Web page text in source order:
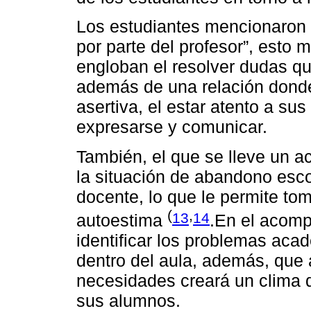
Los estudiantes
por parte del profesor”, esto
engloban el resolver dudas
además de una relación
asertiva, el estar atento a
expresarse y comunicar.
También, el que se lleve un
la situación de abandono
docente, lo que le permite
autoestima (13 14.En el
identificar los problemas
dentro del aula, además,
necesidades creará un clima
sus alumnos.